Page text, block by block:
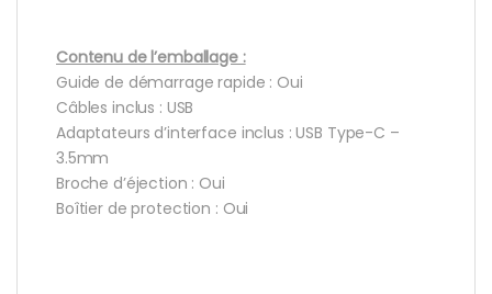
Contenu de l’emballage :
Guide de démarrage rapide : Oui
Câbles inclus : USB
Adaptateurs d’interface inclus : USB Type-C –
3.5mm
Broche d’éjection : Oui
Boîtier de protection : Oui